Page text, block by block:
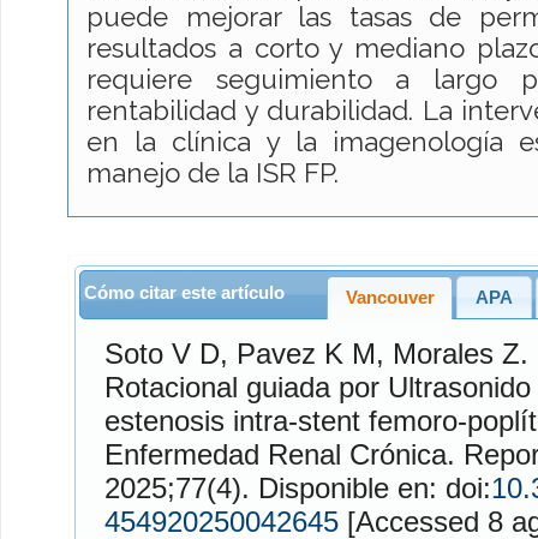
puede mejorar las tasas de
resultados a corto y mediano
requiere seguimiento a largo
rentabilidad y durabilidad. La
en la clínica y la imagenología
manejo de la ISR FP.
Cómo citar este artículo Vancouver APA
Soto VD, Pavez K M, Morales Z.
Rotacional guiada por
estenosis intra-stent femoro-
Enfermedad Renal Crónica.
2025;77(4). Disponible en: doi:
454920250042645